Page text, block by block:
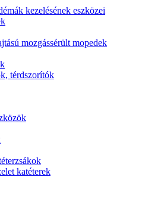
kezelésének eszközei
mozgássérült mopedek
térdszorítók
katéterek